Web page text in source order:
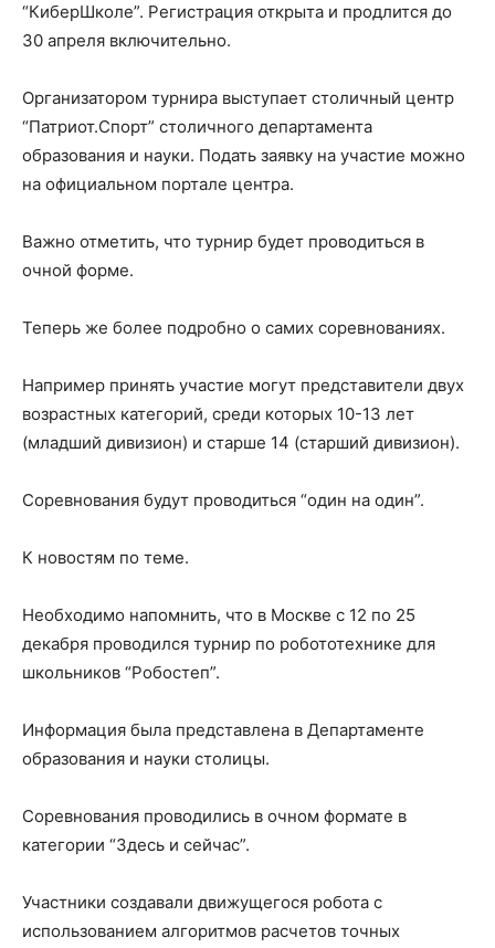
“КиберШколе”. Регистрация открыта и продлится до
30 апреля включительно.
Организатором турнира выступает столичный центр
“Патриот.Спорт” столичного департамента
образования и науки. Подать заявку на участие можно
на официальном портале центра.
Важно отметить, что турнир будет проводиться в
очной форме.
Теперь же более подробно о самих соревнованиях.
Например принять участие могут представители двух
возрастных категорий, среди которых 10-13 лет
(младший дивизион) и старше 14 (старший дивизион).
Соревнования будут проводиться “один на один”.
К новостям по теме.
Необходимо напомнить, что в Москве с 12 по 25
декабря проводился турнир по робототехнике для
школьников “Робостеп”.
Информация была представлена в Департаменте
образования и науки столицы.
Соревнования проводились в очном формате в
категории “Здесь и сейчас”.
Участники создавали движущегося робота с
использованием алгоритмов расчетов точных